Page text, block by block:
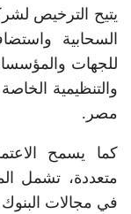
يتيح الترخيص
السحابية
للجهات والمؤسسات
والتنظيمية
مصر.
كما يسمح
متعددة، تشمل
في مجالات